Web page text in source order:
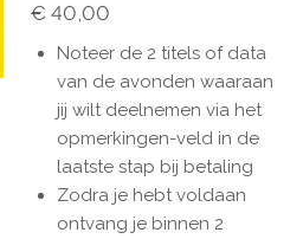
€ 40,00
Noteer de 2 titels of data
van de avonden waaraan
jij wilt deelnemen via het
opmerkingen-veld in de
laatste stap bij betaling
Zodra je hebt voldaan
ontvang je binnen 2